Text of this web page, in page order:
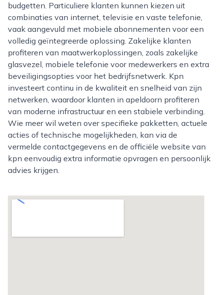
budgetten. Particuliere klanten kunnen kiezen uit
combinaties van internet, televisie en vaste telefonie,
vaak aangevuld met mobiele abonnementen voor een
volledig geïntegreerde oplossing. Zakelijke klanten
profiteren van maatwerkoplossingen, zoals zakelijke
glasvezel, mobiele telefonie voor medewerkers en extra
beveiligingsopties voor het bedrijfsnetwerk. Kpn
investeert continu in de kwaliteit en snelheid van zijn
netwerken, waardoor klanten in apeldoorn profiteren
van moderne infrastructuur en een stabiele verbinding.
Wie meer wil weten over specifieke pakketten, actuele
acties of technische mogelijkheden, kan via de
vermelde contactgegevens en de officiële website van
kpn eenvoudig extra informatie opvragen en persoonlijk
advies krijgen.